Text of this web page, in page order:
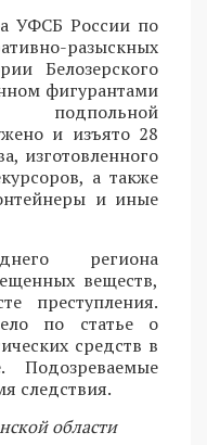
УФСБ России по
разыскных
Белозерского
фигурантами
и изъято 28
изготовленного
а также
и иные
региона
веществ,
преступления.
по статье о
средств в
Подозреваемые
следствия.
области